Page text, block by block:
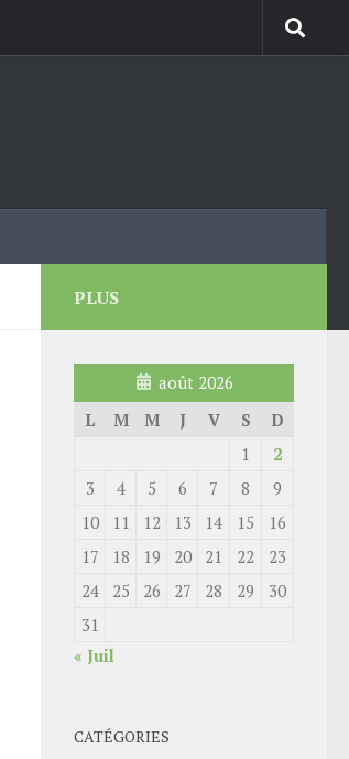
PLUS
août 2026
L
M M J V S
D
1
2
3
4 5 6 7 8
9
10
11 12 13 14 15
16
17
18 19 20 21 22
23
24
25 26 27 28 29
30
31
« Juil
CATÉGORIES